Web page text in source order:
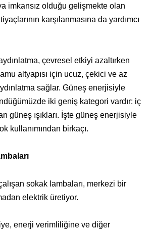
imkansız olduğu gelişmekte olan
karşılanmasına da yardımcı
çevresel etkiyi azaltırken
altyapısı için ucuz, çekici ve az
sağlar. Güneş enerjisiyle
iki geniş kategori vardır: iç
güneş ışıkları. İşte güneş enerjisiyle
kullanımından birkaçı.
sokak lambaları, merkezi bir
elektrik üretiyor.
enerji verimliliğine ve diğer